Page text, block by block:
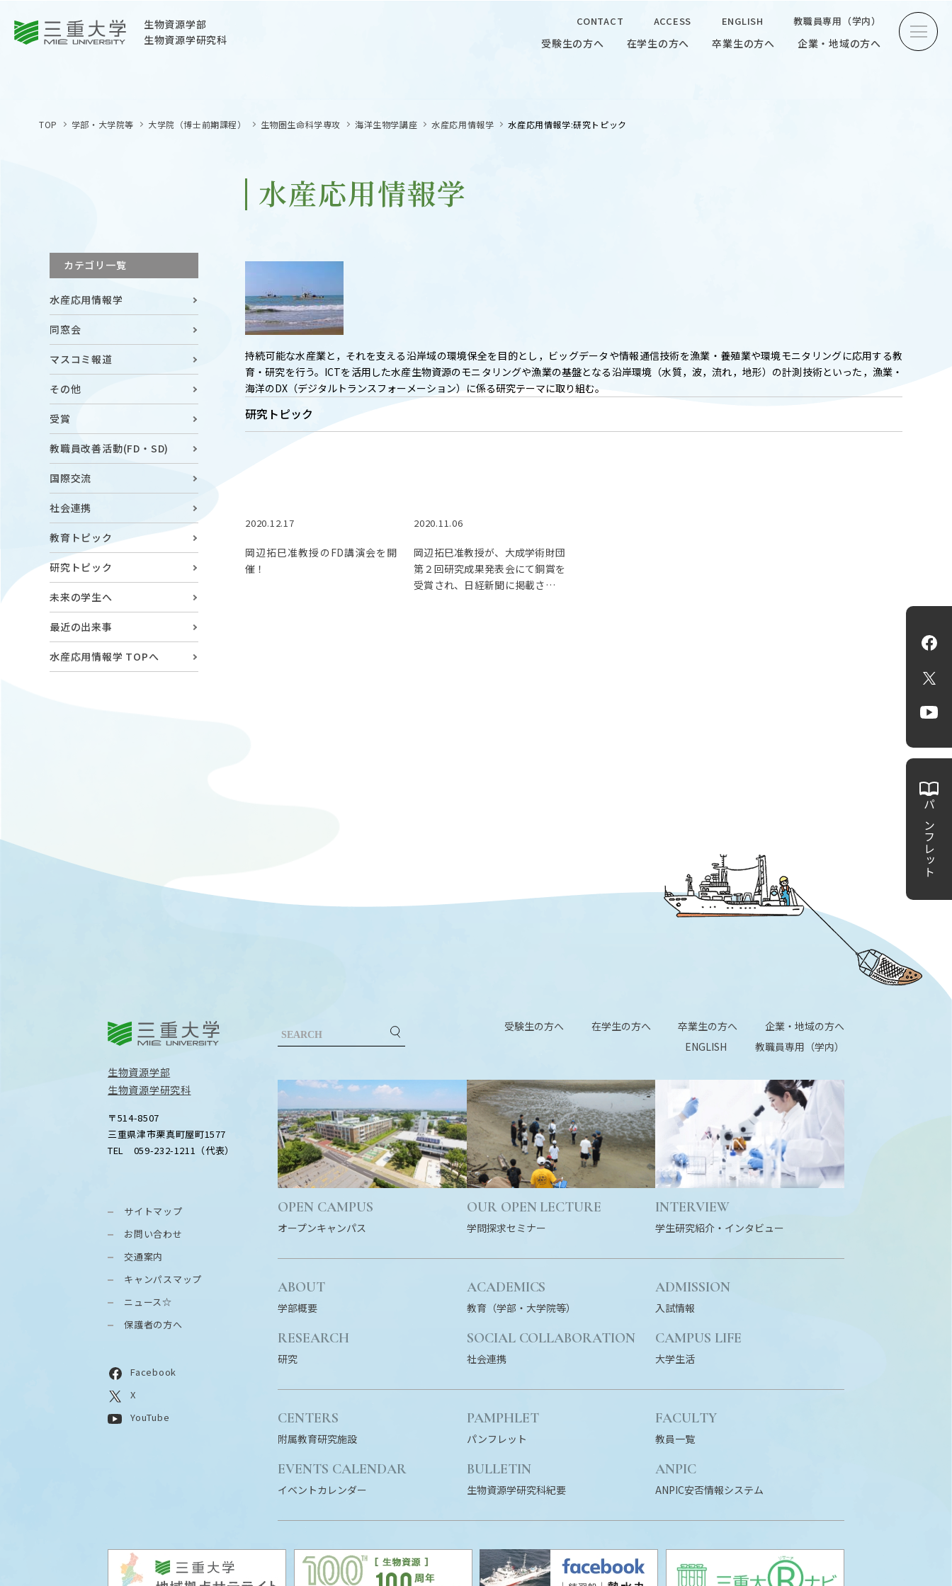
三重大学
生物資源学部
生物資源学研究科
CONTACT ACCESS ENGLISH 教職員専用（学内）
受験生の方へ 在学生の方へ 卒業生の方へ 企業・地域の方へ
生物資源学研究科
サイトマップ
お問い合わせ
ニュース◎
X
YouTube
教職員専用（学内）
ABOUT
学部概要 教育（学部・大学院等） 入試情報
RESEARCH
研究
SOCIAL
社会連携
CAMPUS LIFE
大学生活
TOP 学部・大学院等 大学院（博士前期課程） 生物圏生命科学専攻 海洋生物学講座 水産応用情報学 水産応用情報学:研究トピック
水産応用情報学
カテゴリ一覧
水産応用情報学
同窓会
マスコミ報道
その他
受賞
教職員改善活動(FD・SD)
国際交流
社会連携
教育トピック
研究トピック
未来の学生へ
最近の出来事
水産応用情報学 TOPへ
持続可能な水産業と，それを支える沿岸域の環境保全を目的とし，ビッグデータや情報通信技術を漁業・養殖業や環境モニタリングに応用する教
育・研究を行う。ICTを活用した水産生物資源のモニタリングや漁業の基盤となる沿岸環境（水質，波，流れ，地形）の計測技術といった，漁業・
海洋のDX（デジタルトランスフォーメーション）に係る研究テーマに取り組む。
研究トピック
2020.12.17
岡辺拓巳准教授のFD講演会を開
催！
2020.11.06
岡辺拓巳准教授が、大成学術財団
第２回研究成果発表会にて銅賞を
受賞され、日経新聞に掲載されま
X
パンフレット
生物資源学部
生物資源学研究科
〒514-8507
三重県津市栗真町屋町1577
TEL 059-232-1211（代表）
サイトマップ
お問い合わせ
交通案内
キャンパスマップ
ニュース☆
保護者の方へ
Facebook
X
YouTube
受験生の方へ 在学生の方へ 卒業生の方へ
企業・地域の方へ
ENGLISH
教職員専用（学内）
OPEN CAMPUS
オープンキャンパス
OUR OPEN LECTURE
学問探求セミナー
INTERVIEW
学生研究紹介・ インタビュー
ABOUT
学部概要
ACADEMICS
教育（学部・大学院等）
ADMISSION
入試情報
RESEARCH
研究
SOCIAL COLLABORATION
社会連携
CAMPUS LIFE
大学生活
CENTERS
附属教育研究施設
PAMPHLET
パンフレット
FACULTY
教員一覧
EVENTS CALENDAR
イベントカレンダー
BULLETIN
生物資源学研究科紀要
ANPIC
ANPIC安否情報システム